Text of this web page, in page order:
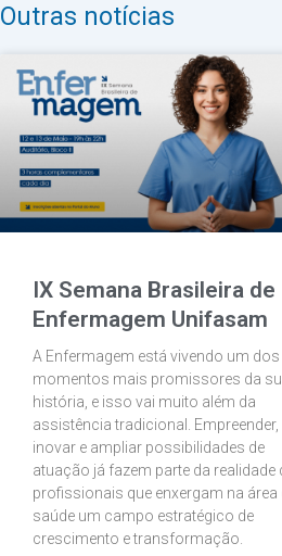
Outras notícias
IX Semana Brasileira de
Enfermagem Unifasam
A Enfermagem está vivendo um dos
momentos mais promissores da
história, e isso vai muito além da
assistência tradicional. Empreender,
inovar e ampliar possibilidades de
atuação já fazem parte da realidade
profissionais que enxergam na área
saúde um campo estratégico de
crescimento e transformação.